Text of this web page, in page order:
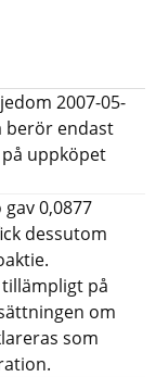
2007-05-
berör endast
uppköpet
0,0877
dessutom
på
om
som